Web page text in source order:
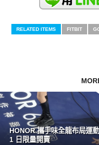
RELATED ITEMS FITBIT
HONOR 攜手味全龍布局運
1 日限量開賣